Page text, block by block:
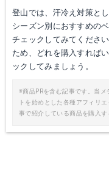
登山では、汗冷え対策と
シーズン別におすすめの
チェックしてみてくださ
ため、どれを購入すれば
ックしてみましょう。
※商品PRを含む記事です。当
トを始めとした各種アフィリ
事で紹介している商品を購入
Aenergy Light ML Half
Amazonで詳細を見
Yahooショッピングで